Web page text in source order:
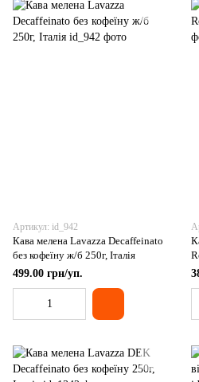
Артикул: id_942
Кава мелена Lavazza Decaffeinato
без кофеїну ж/б 250г, Італія
499.00 грн/уп.